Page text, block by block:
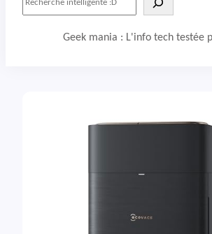
Geek mania : L'info tech testée